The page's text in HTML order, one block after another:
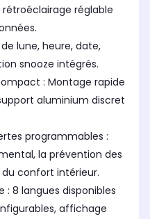
réglable
lune, heure, date,
snooze intégrés.
: Montage rapide
aluminium discret
programmables :
la prévention des
confort intérieur.
: 8 langues disponibles
affichage